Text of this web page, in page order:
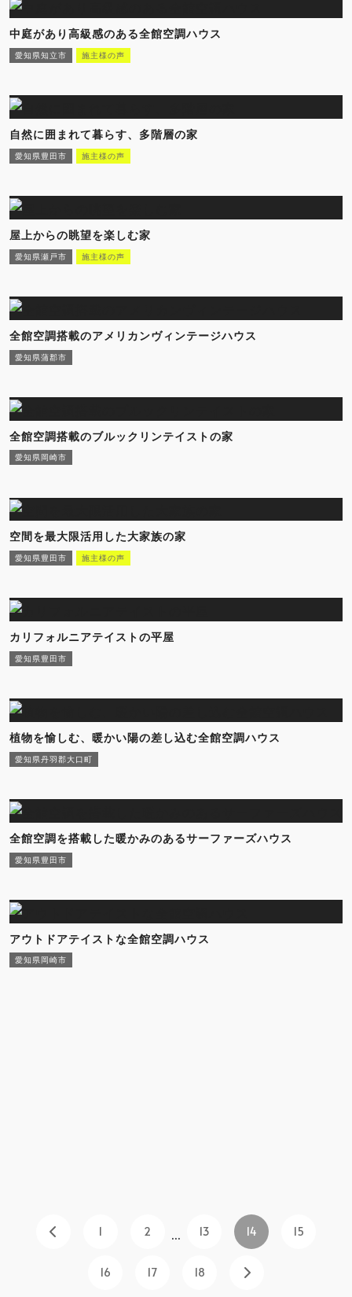
中庭があり高級感のある全館空調ハウス
愛知県知立市 施主様の声
自然に囲まれて暮らす、多階層の家
愛知県豊田市 施主様の声
屋上からの眺望を楽しむ家
愛知県瀬戸市 施主様の声
全館空調搭載のアメリカンヴィンテージハウス
愛知県蒲郡市
全館空調搭載のブルックリンテイストの家
愛知県岡崎市
空間を最大限活用した大家族の家
愛知県豊田市 施主様の声
カリフォルニアテイストの平屋
愛知県豊田市
植物を愉しむ、暖かい陽の差し込む全館空調ハウス
愛知県丹羽郡大口町
全館空調を搭載した暖かみのあるサーファーズハウス
愛知県豊田市
アウトドアテイストな全館空調ハウス
愛知県岡崎市
1 2 ... 13 14 15
16 17 18